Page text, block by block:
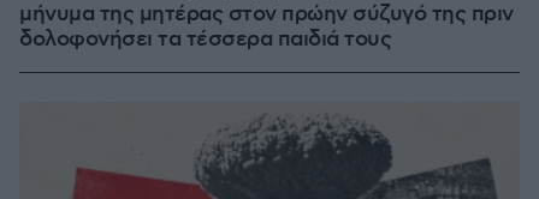
μήνυμα της μητέρας στον πρώην σύζυγό της πριν
δολοφονήσει τα τέσσερα παιδιά τους